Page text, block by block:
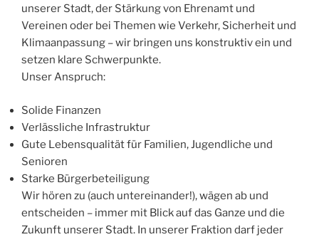
unserer Stadt, der Stärkung von Ehrenamt und
Vereinen oder bei Themen wie Verkehr, Sicherheit und
Klimaanpassung – wir bringen uns konstruktiv ein und
setzen klare Schwerpunkte.
Unser Anspruch:
Solide Finanzen
⁠Verlässliche Infrastruktur
⁠Gute Lebensqualität für Familien, Jugendliche und
Senioren
⁠Starke Bürgerbeteiligung
Wir hören zu (auch untereinander!), wägen ab und
entscheiden – immer mit Blick auf das Ganze und die
Zukunft unserer Stadt. In unserer Fraktion darf jeder